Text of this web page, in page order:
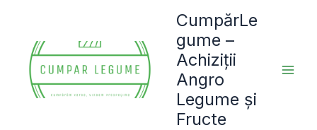
content
CumpărLe
gume –
Achiziții
Angro
Legume și
Fructe